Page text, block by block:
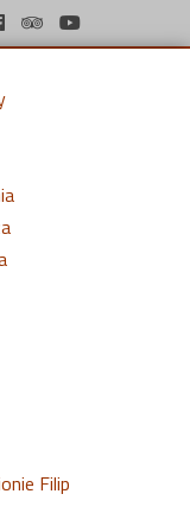
Filip